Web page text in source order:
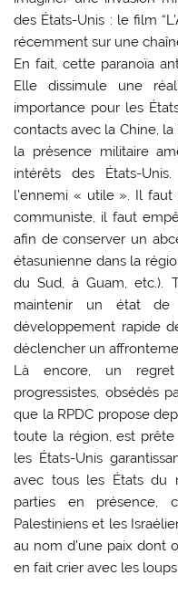
des États-Unis : le film
récemment sur une
En fait, cette paranoïa
Elle dissimule une
importance pour les
contacts avec la Chine,
la présence militaire
intérêts des États-
l’ennemi « utile ». Il
communiste, il faut
afin de conserver un
étasunienne dans la
du Sud, à Guam, etc.).
maintenir un état de
développement rapide
déclencher un
Là encore, un regret
progressistes, obsédés
que la RPDC propose
toute la région, est
les États-Unis
avec tous les États du
parties en
Palestiniens et les
au nom d’une paix dont
en fait crier avec les